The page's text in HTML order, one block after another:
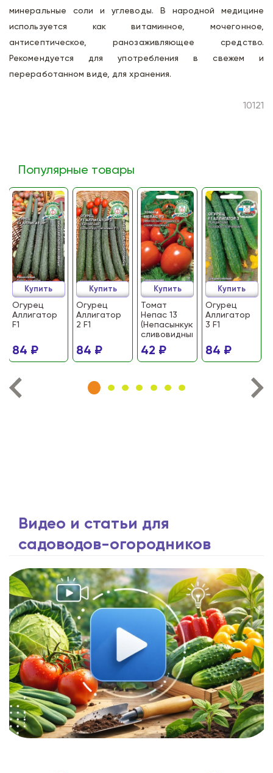
минеральные соли и углеводы. В народной медицине
используется как витаминное, мочегонное,
антисептическое, ранозаживляющее средство.
Рекомендуется для употребления в свежем и
переработанном виде, для хранения.
10121
Популярные товары
Огурец
Аллигатор
F1
84 ₽
Купить
Огурец
Аллигатор
2 F1
84 ₽
Купить
Томат
Непас 13
(Непасынкующийся
сливовидный)
42 ₽
Купить
Огурец
Аллигатор
3 F1
84 ₽
Купить
Видео и статьи для
садоводов-огородников